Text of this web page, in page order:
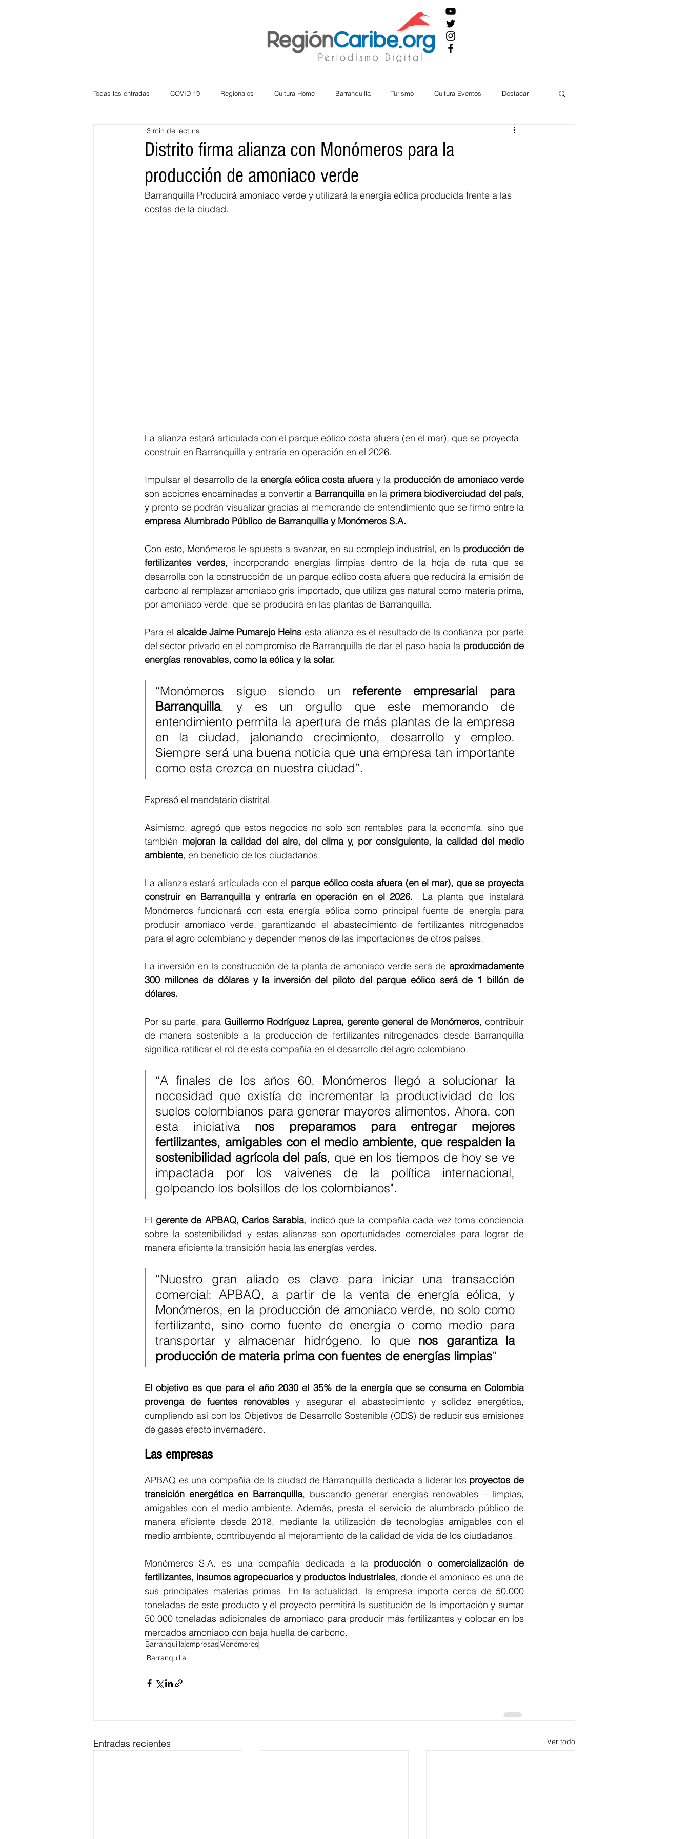
Todas las entradas COVID-19 Regionales Cultura Home Barranquilla Turismo Cultura Eventos Destacar
Atlántico
Bloggeros Hermanos Mayores Economía RAP CARIBE
Distrito firma alianza con Monómeros para la
producción de amoniaco verde
3 min de lectura
Barranquilla Producirá amoníaco verde y utilizará la energía eólica producida frente a las
costas de la ciudad.
La alianza estará articulada con el parque eólico costa afuera (en el mar), que se proyecta
construir en Barranquilla y entraría en operación en el 2026.
Impulsar el desarrollo de la energía eólica costa afuera y la producción de amoniaco verde
son acciones encaminadas a convertir a Barranquilla en la primera biodiverciudad del país,
y pronto se podrán visualizar gracias al memorando de entendimiento que se firmó entre la
empresa Alumbrado Público de Barranquilla y Monómeros S.A.
Con esto, Monómeros le apuesta a avanzar, en su complejo industrial, en la producción de
fertilizantes verdes, incorporando energías limpias dentro de la hoja de ruta que se
desarrolla con la construcción de un parque eólico costa afuera que reducirá la emisión de
carbono al remplazar amoniaco gris importado, que utiliza gas natural como materia prima,
por amoniaco verde, que se producirá en las plantas de Barranquilla.
Para el alcalde Jaime Pumarejo Heins esta alianza es el resultado de la confianza por parte
del sector privado en el compromiso de Barranquilla de dar el paso hacia la producción de
energías renovables, como la eólica y la solar.
“Monómeros sigue siendo un referente empresarial para
Barranquilla, y es un orgullo que este memorando de
entendimiento permita la apertura de más plantas de la empresa
en la ciudad, jalonando crecimiento, desarrollo y empleo.
Siempre será una buena noticia que una empresa tan importante
como esta crezca en nuestra ciudad”.
Expresó el mandatario distrital.
Asimismo, agregó que estos negocios no solo son rentables para la economía, sino que
también mejoran la calidad del aire, del clima y, por consiguiente, la calidad del medio
ambiente, en beneficio de los ciudadanos.
La alianza estará articulada con el parque eólico costa afuera (en el mar), que se proyecta
construir en Barranquilla y entraría en operación en el 2026.
La planta que instalará
Monómeros funcionará con esta energía eólica como principal fuente de energía para
producir amoniaco verde, garantizando el abastecimiento de fertilizantes nitrogenados
para el agro colombiano y depender menos de las importaciones de otros países.
La inversión en la construcción de la planta de amoniaco verde será de aproximadamente
300 millones de dólares y la inversión del piloto del parque eólico será de 1 billón de
dólares.
Por su parte, para Guillermo Rodríguez Laprea, gerente general de Monómeros, contribuir
de manera sostenible a la producción de fertilizantes nitrogenados desde Barranquilla
significa ratificar el rol de esta compañía en el desarrollo del agro colombiano.
“A finales de los años 60, Monómeros llegó a solucionar la
necesidad que existía de incrementar la productividad de los
suelos colombianos para generar mayores alimentos. Ahora, con
esta iniciativa nos preparamos para entregar mejores
fertilizantes, amigables con el medio ambiente, que respalden la
sostenibilidad agrícola del país, que en los tiempos de hoy se ve
impactada por los vaivenes de la política internacional,
golpeando los bolsillos de los colombianos".
El gerente de APBAQ, Carlos Sarabia, indicó que la compañía cada vez toma conciencia
sobre la sostenibilidad y estas alianzas son oportunidades comerciales para lograr de
manera eficiente la transición hacia las energías verdes.
“Nuestro gran aliado es clave para iniciar una transacción
comercial: APBAQ, a partir de la venta de energía eólica, y
Monómeros, en la producción de amoniaco verde, no solo como
fertilizante, sino como fuente de energía o como medio para
transportar y almacenar hidrógeno, lo que nos garantiza la
producción de materia prima con fuentes de energías limpias”
El objetivo es que para el año 2030 el 35% de la energía que se consuma en Colombia
provenga de fuentes renovables y asegurar el abastecimiento y solidez energética,
cumpliendo así con los Objetivos de Desarrollo Sostenible (ODS) de reducir sus emisiones
de gases efecto invernadero.
Las empresas
APBAQ es una compañía de la ciudad de Barranquilla dedicada a liderar los proyectos de
transición energética en Barranquilla, buscando generar energías renovables – limpias,
amigables con el medio ambiente. Además, presta el servicio de alumbrado público de
manera eficiente desde 2018, mediante la utilización de tecnologías amigables con el
medio ambiente, contribuyendo al mejoramiento de la calidad de vida de los ciudadanos.
Monómeros S.A. es una compañía dedicada a la producción o comercialización de
fertilizantes, insumos agropecuarios y productos industriales, donde el amoniaco es una de
sus principales materias primas. En la actualidad, la empresa importa cerca de 50.000
toneladas de este producto y el proyecto permitirá la sustitución de la importación y sumar
50.000 toneladas adicionales de amoniaco para producir más fertilizantes y colocar en los
mercados amoniaco con baja huella de carbono.
BarranquillaempresasMonómeros
Barranquilla
Entradas recientes Ver todo